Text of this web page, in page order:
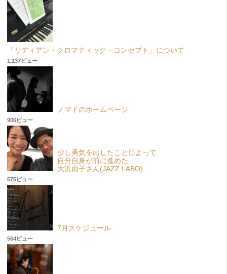
「リディアン・クロマティック・コンセプト」について
1,137ビュー
ノマドのホームページ
906ビュー
少し勇気を出したことによって
自分自身が前に進めた
大浜由子さん(JAZZ LABO)
575ビュー
7月スケジュール
564ビュー